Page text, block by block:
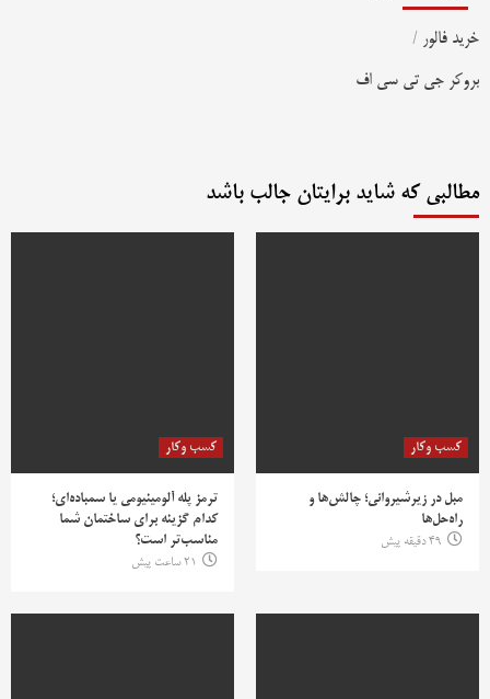
خرید فالور /
بروکر جی تی سی اف
مطالبی که شاید برایتان جالب باشد
کسب وکار
مبل در زیرشیروانی؛ چالش‌ها و
راه‌حل‌ها
49 دقیقه پیش
کسب وکار
ترمز پله آلومینیومی یا سمباده‌ای؛
کدام گزینه برای ساختمان شما
مناسب‌تر است؟
21 ساعت پیش